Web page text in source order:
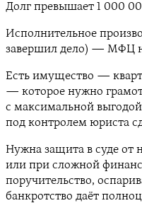
Долг превышает 1 000
Исполнительное
завершил дело) — МФЦ
Есть имущество —
— которое нужно
с максимальной
под контролем юриста
Нужна защита в суде от
или при сложной
поручительство,
банкротство даёт